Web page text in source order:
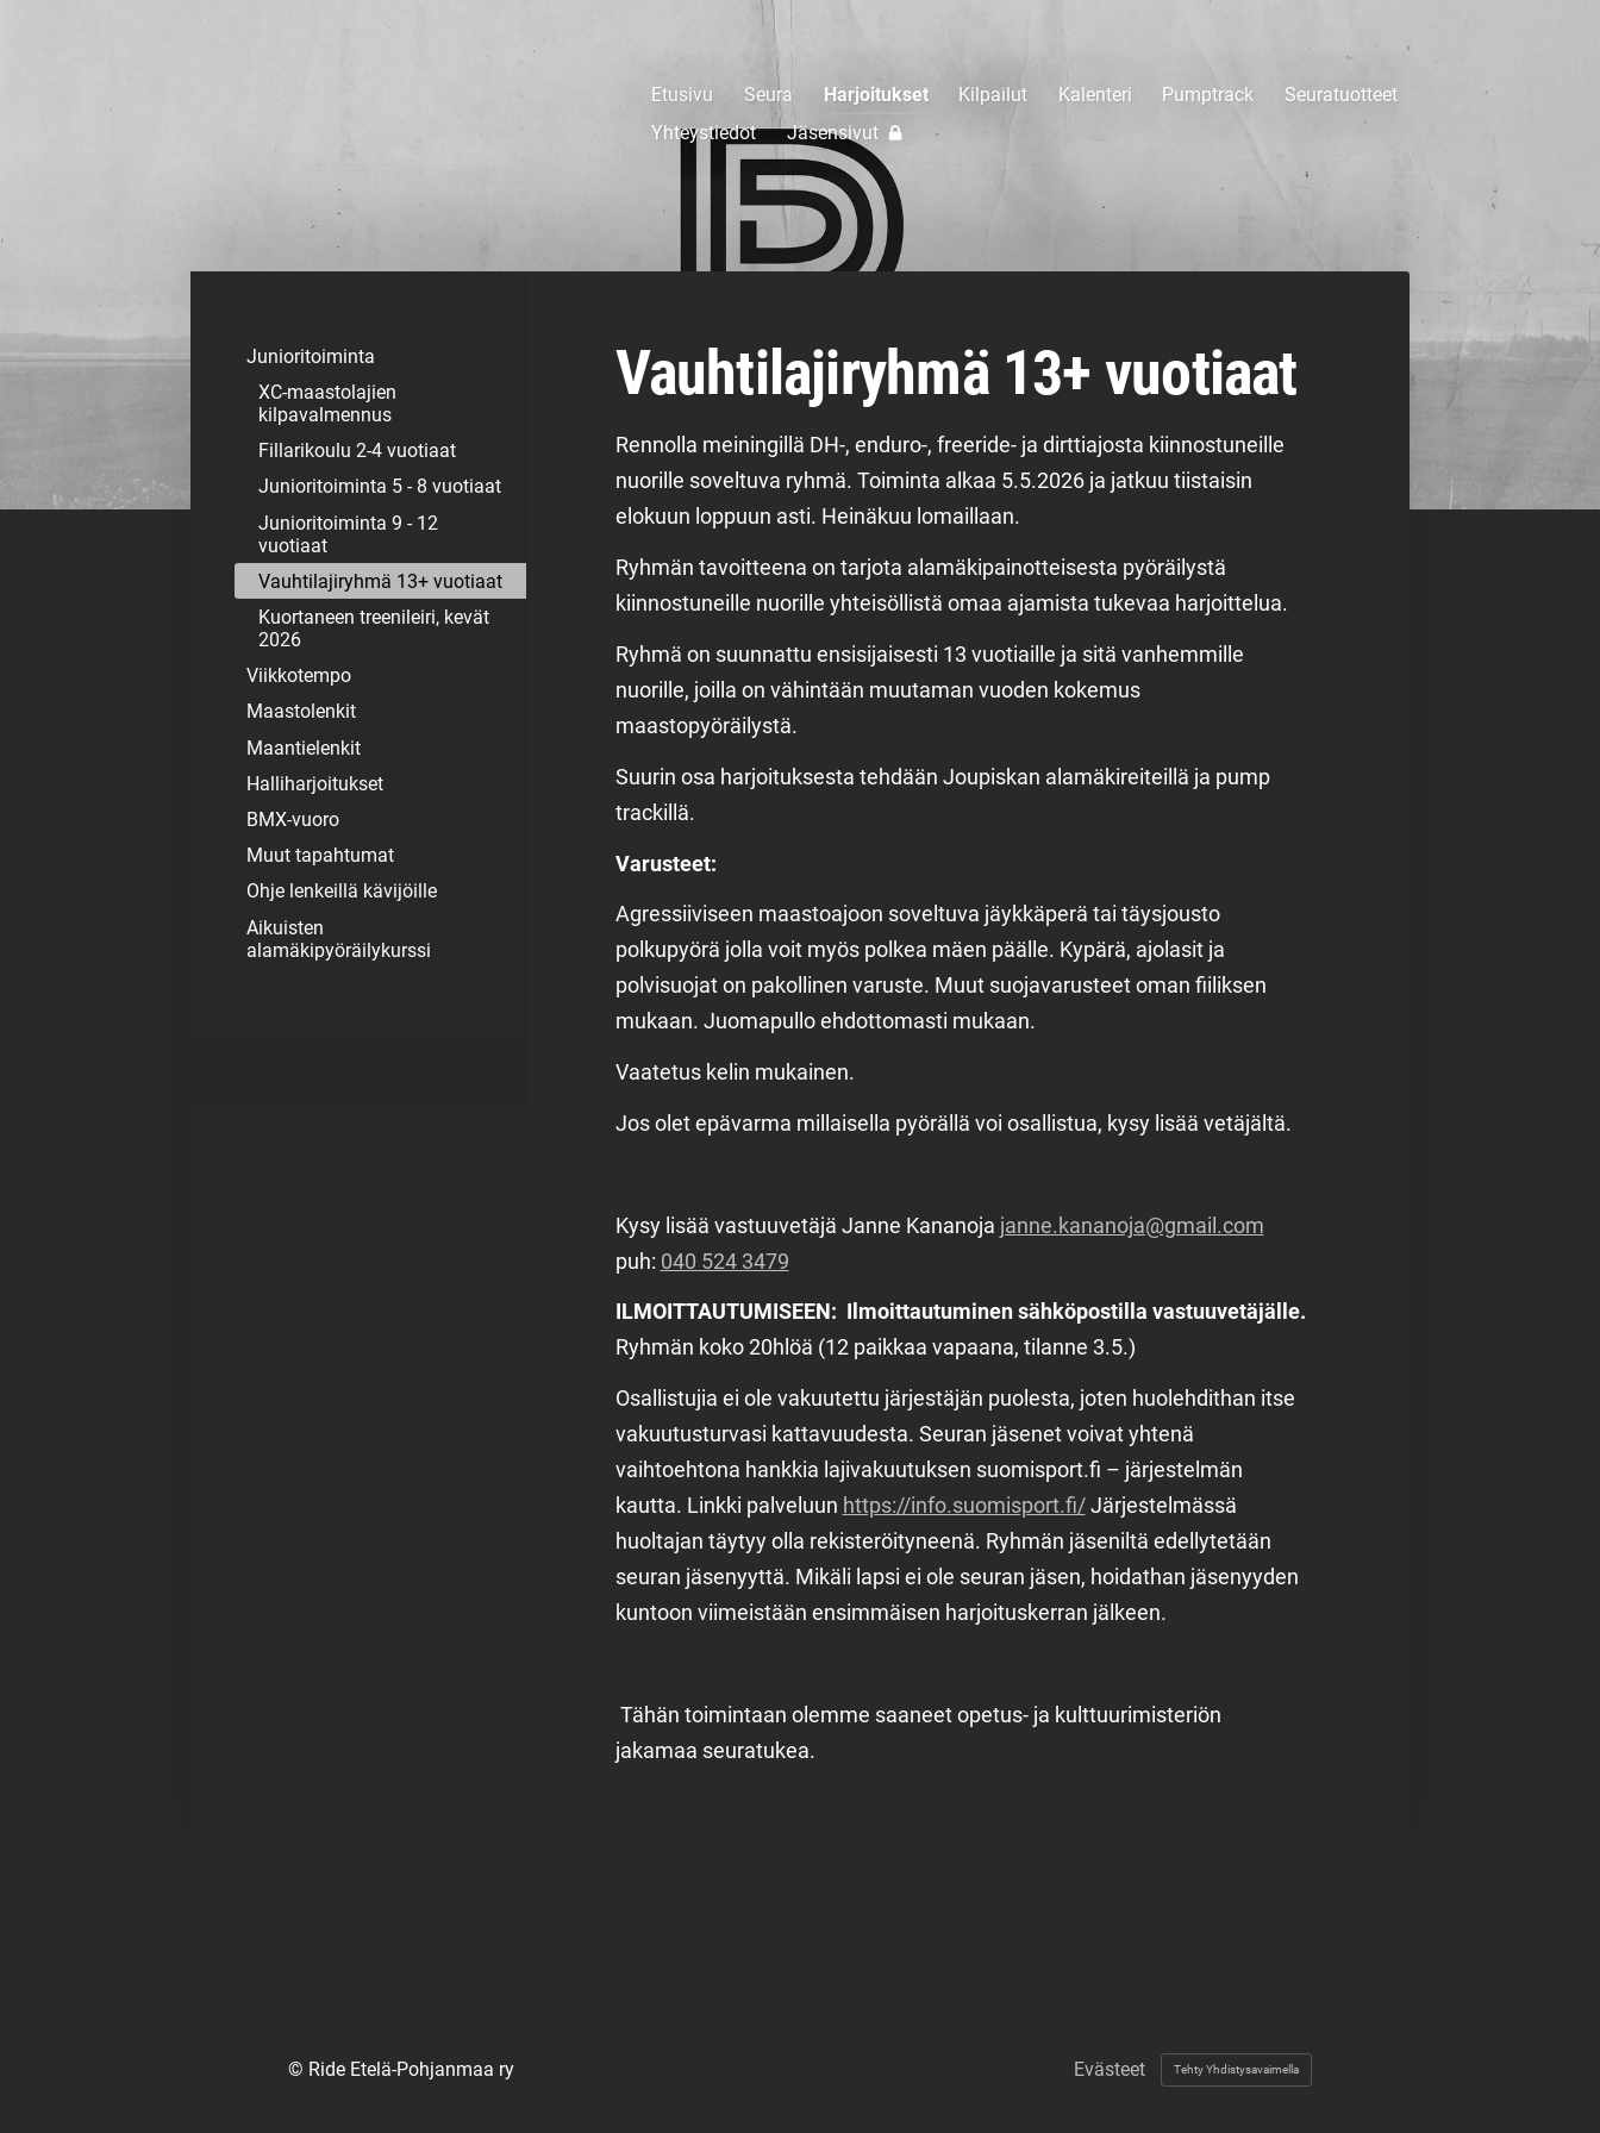
Etusivu Seura Harjoitukset Kilpailut Kalenteri Pumptrack
Seuratuotteet
Yhteystiedot
Jäsensivut
Junioritoiminta
XC-maastolajien
kilpavalmennus
Fillarikoulu 2-4 vuotiaat
Junioritoiminta 5 - 8 vuotiaat
Junioritoiminta 9 - 12
vuotiaat
Vauhtilajiryhmä 13+ vuotiaat
Kuortaneen treenileiri, kevät
2026
Viikkotempo
Maastolenkit
Maantielenkit
Halliharjoitukset
BMX-vuoro
Muut tapahtumat
Ohje lenkeillä kävijöille
Aikuisten
alamäkipyöräilykurssi
Vauhtilajiryhmä 13+ vuotiaat
Rennolla meiningillä DH-, enduro-, freeride- ja dirttiajosta kiinnostuneille
nuorille soveltuva ryhmä. Toiminta alkaa 5.5.2026 ja jatkuu tiistaisin
elokuun loppuun asti. Heinäkuu lomaillaan.
Ryhmän tavoitteena on tarjota alamäkipainotteisesta pyöräilystä
kiinnostuneille nuorille yhteisöllistä omaa ajamista tukevaa harjoittelua.
Ryhmä on suunnattu ensisijaisesti 13 vuotiaille ja sitä vanhemmille
nuorille, joilla on vähintään muutaman vuoden kokemus
maastopyöräilystä.
Suurin osa harjoituksesta tehdään Joupiskan alamäkireiteillä ja pump
trackillä.
Varusteet:
Agressiiviseen maastoajoon soveltuva jäykkäperä tai täysjousto
polkupyörä jolla voit myös polkea mäen päälle. Kypärä, ajolasit ja
polvisuojat on pakollinen varuste. Muut suojavarusteet oman fiiliksen
mukaan. Juomapullo ehdottomasti mukaan.
Vaatetus kelin mukainen.
Jos olet epävarma millaisella pyörällä voi osallistua, kysy lisää vetäjältä.
Kysy lisää vastuuvetäjä Janne Kananoja janne.kananoja@gmail.com
puh: 040 524 3479
ILMOITTAUTUMISEEN: Ilmoittautuminen sähköpostilla vastuuvetäjälle.
Ryhmän koko 20hlöä (12 paikkaa vapaana, tilanne 3.5.)
Osallistujia ei ole vakuutettu järjestäjän puolesta, joten huolehdithan itse
vakuutusturvasi kattavuudesta. Seuran jäsenet voivat yhtenä
vaihtoehtona hankkia lajivakuutuksen suomisport.fi – järjestelmän
kautta. Linkki palveluun https://info.suomisport.fi/Järjestelmässä
huoltajan täytyy olla rekisteröityneenä. Ryhmän jäseniltä edellytetään
seuran jäsenyyttä. Mikäli lapsi ei ole seuran jäsen, hoidathan jäsenyyden
kuntoon viimeistään ensimmäisen harjoituskerran jälkeen.
Tähän toimintaan olemme saaneet opetus- ja kulttuurimisteriön
jakamaa seuratukea.
© Ride Etelä-Pohjanmaa ry Evästeet Tehty Yhdistysavaimella